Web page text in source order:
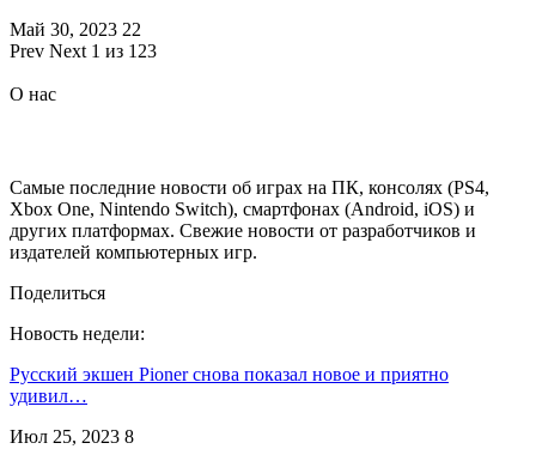
Май 30, 2023 22
Prev Next 1 из 123
О нас
Самые последние новости об играх на ПК, консолях (PS4,
Xbox One, Nintendo Switch), смартфонах (Android, iOS) и
других платформах. Свежие новости от разработчиков и
издателей компьютерных игр.
Поделиться
Новость недели:
Русский экшен Pioner снова показал новое и приятно
удивил…
Июл 25, 2023 8